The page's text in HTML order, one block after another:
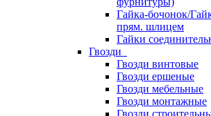
Гайка-бочонок/
прям. шлицем
Гайки
Гвозди
Гвозди винтовые
Гвозди ершеные
Гвозди мебельные
Гвозди монтажные
Гвозди